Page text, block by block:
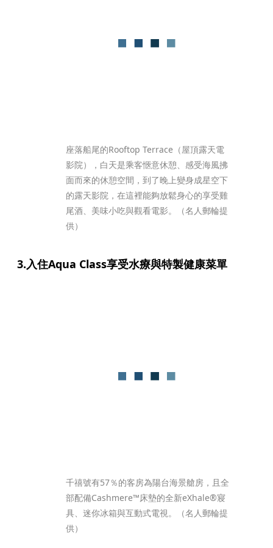
座落船尾的Rooftop Terrace（屋頂露天電
影院），白天是乘客愜意休憩、感受海風拂
面而來的休憩空間，到了晚上變身成星空下
的露天影院，在這裡能夠放鬆身心的享受雞
尾酒、美味小吃與觀看電影。（名人郵輪提
供）
3.入住Aqua Class享受水療與特製健康菜單
千禧號有57％的客房為陽台海景艙房，且全
部配備Cashmere™床墊的全新eXhale®寢
具、迷你冰箱與互動式電視。（名人郵輪提
供）